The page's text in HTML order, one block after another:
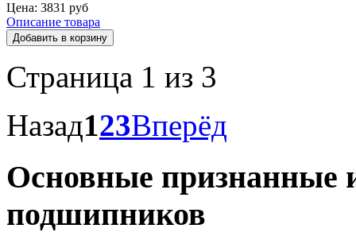
Цена: 3831 руб
Описание товара
Страница 1 из 3
Назад123Вперёд
Основные признанные
подшипников